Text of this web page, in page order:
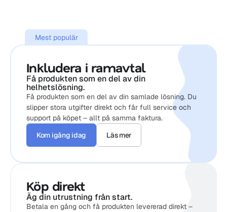
Mest populär
Inkludera i ramavtal
Få produkten som en del av din
helhetslösning.
Få produkten som en del av din samlade lösning. Du
slipper stora utgifter direkt och får full service och
support på köpet – allt på samma faktura.
Kom igång idag
Läs mer
Köp direkt
Äg din utrustning från start.
Betala en gång och få produkten levererad direkt –